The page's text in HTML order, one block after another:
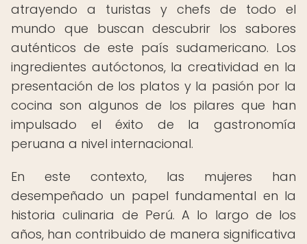
atrayendo a turistas y chefs de todo el
mundo que buscan descubrir los sabores
auténticos de este país sudamericano. Los
ingredientes autóctonos, la creatividad en la
presentación de los platos y la pasión por la
cocina son algunos de los pilares que han
impulsado el éxito de la gastronomía
peruana a nivel internacional.
En este contexto, las mujeres han
desempeñado un papel fundamental en la
historia culinaria de Perú. A lo largo de los
años, han contribuido de manera significativa